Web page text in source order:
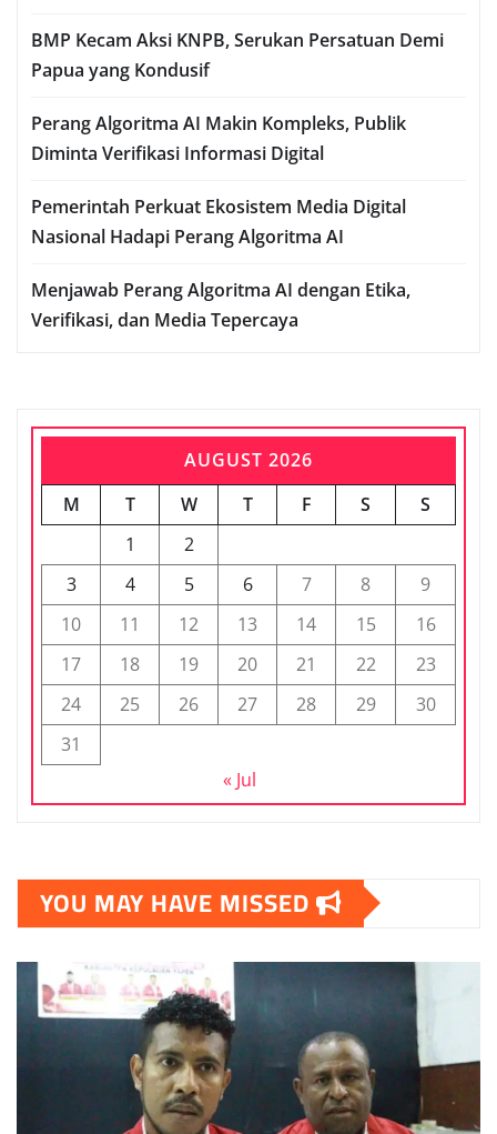
BMP Kecam Aksi KNPB, Serukan Persatuan Demi
Papua yang Kondusif
Perang Algoritma AI Makin Kompleks, Publik
Diminta Verifikasi Informasi Digital
Pemerintah Perkuat Ekosistem Media Digital
Nasional Hadapi Perang Algoritma AI
Menjawab Perang Algoritma AI dengan Etika,
Verifikasi, dan Media Tepercaya
AUGUST 2026
M
T W T F S
S
1
2
3
4 5 6 7 8
9
10
11 12 13 14 15
16
17
18 19 20 21 22
23
24
25 26 27 28 29
30
31
« Jul
YOU MAY HAVE MISSED